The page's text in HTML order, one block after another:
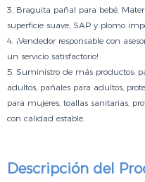
3. Braguita pañal para bebé.
superficie suave, SAP y plomo
4. ¡Vendedor responsable con
un servicio satisfactorio!
5. Suministro de más productos:
adultos, pañales para adultos,
para mujeres, toallas sanitarias,
con calidad estable.
Descripción del